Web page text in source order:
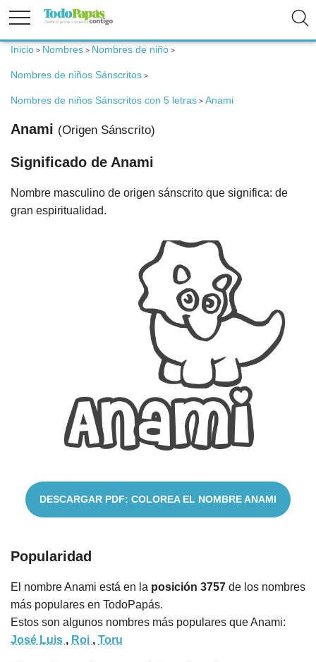
Fertilidad
Embarazo
Bebé
Padres
Inicio > Nombres > Nombres de niño >
Nombres de niños Sánscritos >
Nombres de niños Sánscritos con 5 letras > Anami
Anami (Origen Sánscrito)
Significado de Anami
Nombre masculino de origen sánscrito que significa: de
gran espiritualidad.
DESCARGAR PDF: COLOREA EL NOMBRE ANAMI
Popularidad
El nombre Anami está en la posición 3757 de los nombres
más populares en TodoPapás.
Estos son algunos nombres más populares que Anami:
José Luis , Roi , Toru